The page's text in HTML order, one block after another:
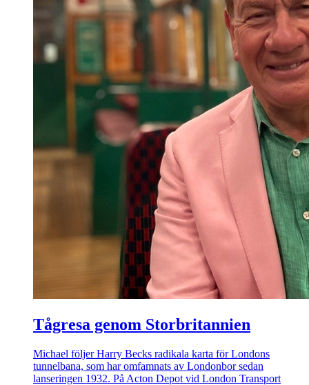
Tågresa genom Storbritannien
Michael följer Harry Becks radikala karta för Londons
tunnelbana, som har omfamnats av Londonbor sedan
lanseringen 1932. På Acton Depot vid London Transport